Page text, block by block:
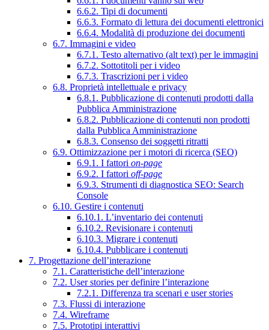
6.6.2. Tipi di documenti
6.6.3. Formato di lettura dei documenti elettronici
6.6.4. Modalità di produzione dei documenti
6.7. Immagini e video
6.7.1. Testo alternativo (alt text) per le immagini
6.7.2. Sottotitoli per i video
6.7.3. Trascrizioni per i video
6.8. Proprietà intellettuale e privacy
6.8.1. Pubblicazione di contenuti prodotti dalla
Pubblica Amministrazione
6.8.2. Pubblicazione di contenuti non prodotti
dalla Pubblica Amministrazione
6.8.3. Consenso dei soggetti ritratti
6.9. Ottimizzazione per i motori di ricerca (SEO)
6.9.1. I fattori on-page
6.9.2. I fattori off-page
6.9.3. Strumenti di diagnostica SEO: Search
Console
6.10. Gestire i contenuti
6.10.1. L’inventario dei contenuti
6.10.2. Revisionare i contenuti
6.10.3. Migrare i contenuti
6.10.4. Pubblicare i contenuti
7. Progettazione dell’interazione
7.1. Caratteristiche dell’interazione
7.2. User stories per definire l’interazione
7.2.1. Differenza tra scenari e user stories
7.3. Flussi di interazione
7.4. Wireframe
7.5. Prototipi interattivi